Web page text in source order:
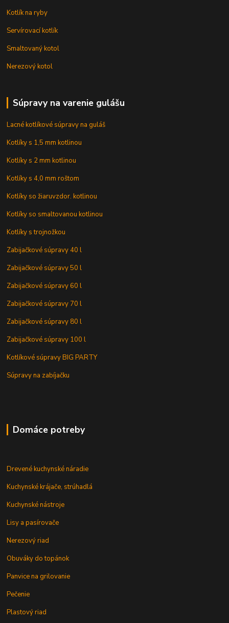
Kotlík na ryby
Servírovací kotlík
Smaltovaný kotol
Nerezový kotol
Súpravy na varenie gulášu
Lacné kotlíkové súpravy na guláš
Kotlíky s 1,5 mm kotlinou
Kotlíky s 2 mm kotlinou
Kotlíky s 4,0 mm roštom
Kotlíky so žiaruvzdor. kotlinou
Kotlíky so smaltovanou kotlinou
Kotlíky s trojnožkou
Zabijačkové súpravy 40 l
Zabijačkové súpravy 50 l
Zabijačkové súpravy 60 l
Zabijačkové súpravy 70 l
Zabijačkové súpravy 80 l
Zabijačkové súpravy 100 l
Kotlíkové súpravy BIG PARTY
Súpravy na zabíjačku
Domáce potreby
Drevené kuchynské náradie
Kuchynské krájače, strúhadlá
Kuchynské nástroje
Lisy a pasírovače
Nerezový riad
Obuváky do topánok
Panvice na grilovanie
Pečenie
Plastový riad